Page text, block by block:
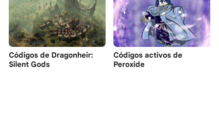
Códigos de Dragonheir:
Silent Gods
Códigos activos de
Peroxide